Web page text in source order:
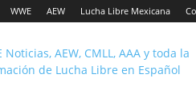
WWE AEW Lucha Libre Mexicana
Lucha
Noticias